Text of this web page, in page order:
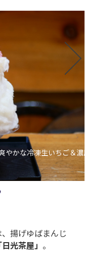
やかな冷凍生いちご＆
揚げゆばまんじ
日光茶屋」 。